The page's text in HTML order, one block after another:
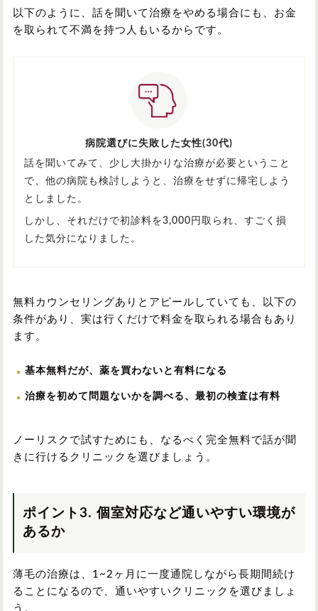
以下のように、話を聞いて治療をやめる場合にも、お金
を取られて不満を持つ人もいるからです。
病院選びに失敗した女性(30代)
話を聞いてみて、少し大掛かりな治療が必要ということ
で、他の病院も検討しようと、治療をせずに帰宅しよう
としました。
しかし、それだけで初診料を3,000円取られ、すごく損
した気分になりました。
無料カウンセリングありとアピールしていても、以下の
条件があり、実は行くだけで料金を取られる場合もあり
ます。
基本無料だが、薬を買わないと有料になる
治療を初めて問題ないかを調べる、最初の検査は有料
ノーリスクで試すためにも、なるべく完全無料で話が聞
きに行けるクリニックを選びましょう。
ポイント3. 個室対応など通いやすい環境が
あるか
薄毛の治療は、1~2ヶ月に一度通院しながら長期間続け
ることになるので、通いやすいクリニックを選びましょ
う。